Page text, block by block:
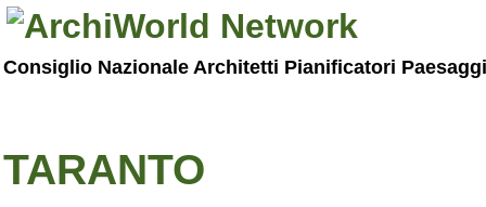
Consiglio Nazionale Architetti Pianificatori
TARANTO